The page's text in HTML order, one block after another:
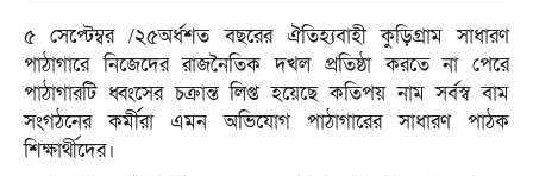
৫ সেপ্টেম্বর /২৫অর্ধশত বছরের ঐতিহ্যবাহী কুড়িগ্রাম সাধারণ
পাঠাগারে নিজেদের রাজনৈতিক দখল প্রতিষ্ঠা করতে না পেরে
পাঠাগারটি ধ্বংসের চক্রান্ত লিপ্ত হয়েছে কতিপয় নাম সর্বস্ব বাম
সংগঠনের কর্মীরা এমন অভিযোগ পাঠাগারের সাধারণ পাঠক
শিক্ষার্থীদের।